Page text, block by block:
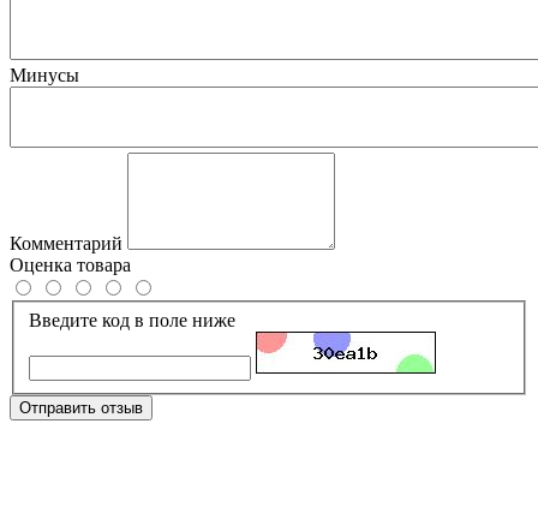
Минусы
Комментарий
Оценка товара
Введите код в поле ниже
Отправить отзыв